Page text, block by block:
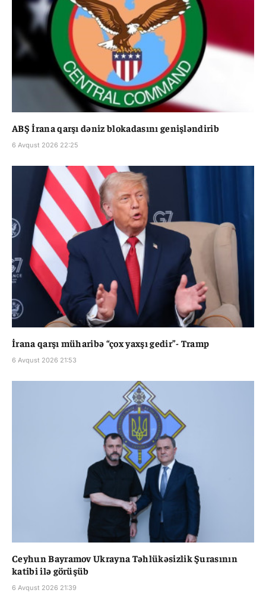
ABŞ İrana qarşı dəniz blokadasını genişləndirib
6 Avqust 2026 22:25
İrana qarşı müharibə “çox yaxşı gedir”- Tramp
6 Avqust 2026 21:53
Ceyhun Bayramov Ukrayna Təhlükəsizlik Şurasının
katibi ilə görüşüb
6 Avqust 2026 21:39